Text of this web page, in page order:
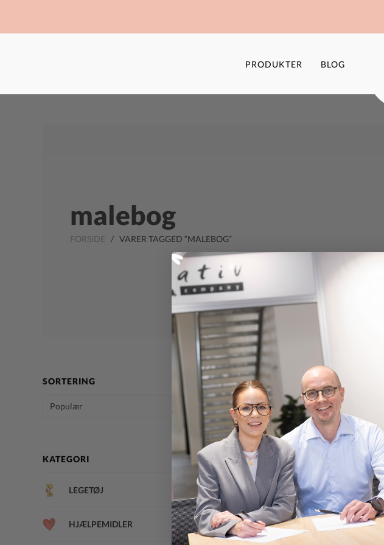
PRODUKTER BLOG
malebog
FORSIDE / VARER TAGGED “MALEBOG”
SORTERING
KATEGORI
LEGETØJ
HJÆLPEMIDLER
Water reveal – dyr